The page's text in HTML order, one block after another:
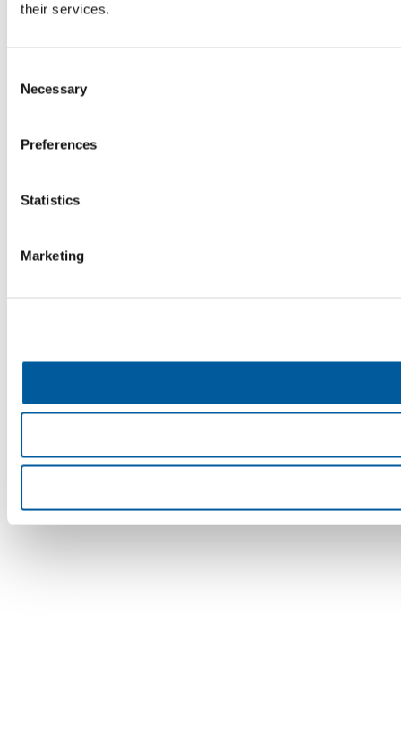
their services.
Selection
Necessary
Preferences
Statistics
Marketing